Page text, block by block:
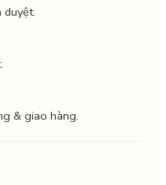
duyệt.
& giao hàng.